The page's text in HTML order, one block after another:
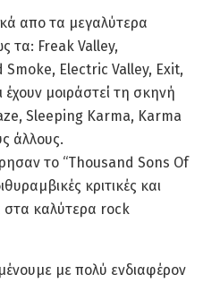
απο τα μεγαλύτερα
τα: Freak Valley,
Electric Valley, Exit,
μοιράστεί τη σκηνή
Sleeping Karma, Karma
άλλους.
το “Thousand Sons Of
κριτικές και
στα καλύτερα rock
με πολύ ενδιαφέρον